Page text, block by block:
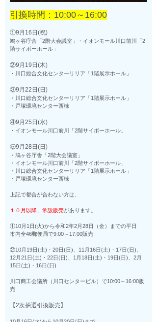
引換時間：10:00～16:00
①9月16日(祝)
鳩ヶ谷庁舎「2階大会議室」・イオンモール川口前川「2
階サイボーホール」
②9月19日(木)
・川口総合文化センターリリア「1階展示ホール」
③9月22日(日)
・川口総合文化センターリリア「1階展示ホール」
・戸塚環境センター西棟
④9月25日(水)
・イオンモール川口前川「2階サイボーホール」
⑤9月28日(日)
・鳩ヶ谷庁舎「2階大会議室」
・イオンモール川口前川「2階サイボーホール」
・川口総合文化センターリリア「1階展示ホール」
・戸塚環境センター西棟
上記で都合が合わない方は、
１０月以降、常設販売があります。
①10月1日(火)から令和2年2月28日（金）までの平日
市内全46郵便局で9:00～17:00販売
②10月19日(土)・20日(日)、11月16日(土)・17日(日)、
12月21日(土)・22日(日)、1月18日(土)・19日(日)、2月
15日(土)・16日(日)
川口商工会議所（川口センタービル）で10:00～16:00販
売
【2次抽選引換販売】